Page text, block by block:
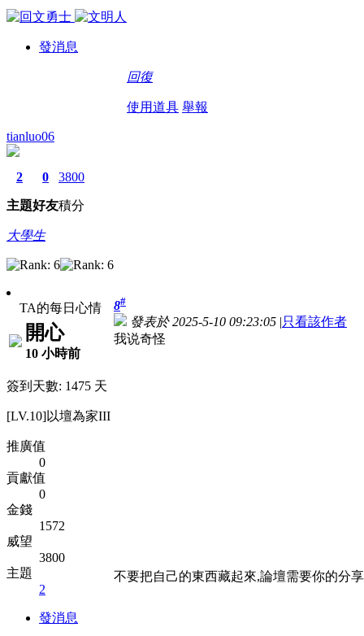
發消息
回復
使用道具 舉報
tianluo06
2
主題
0
好友
3800
積分
大學生
TA的每日心情
開心
10 小時前
簽到天數: 1475 天
[LV.10]以壇為家III
推廣值
0
貢獻值
0
金錢
1572
威望
3800
主題
2
發消息
8#
發表於 2025-5-10 09:23:05 |只看該作者
我说奇怪
不要把自己的東西藏起來,論壇需要你的分